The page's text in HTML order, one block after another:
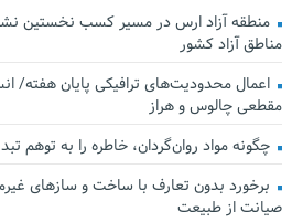
منطقه آزاد ارس در مسیر کسب نخستین
مناطق آزاد کشور
اعمال محدودیت‌های ترافیکی پایان هفته/
مقطعی چالوس و هراز
چگونه مواد روان‌گردان، خاطره را به توهم
برخورد بدون تعارف با ساخت‌ و سازهای
صیانت از طبیعت